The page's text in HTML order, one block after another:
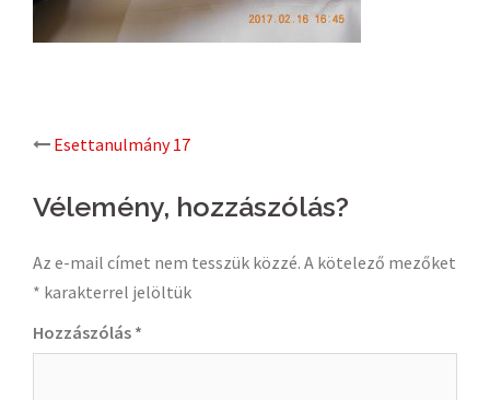
Post
navigation
Esettanulmány 17
Vélemény, hozzászólás?
Az e-mail címet nem tesszük közzé. A kötelező mezőket
* karakterrel jelöltük
Hozzászólás *